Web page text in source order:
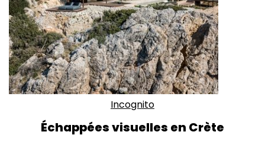
Incognito
Échappées visuelles en Crète